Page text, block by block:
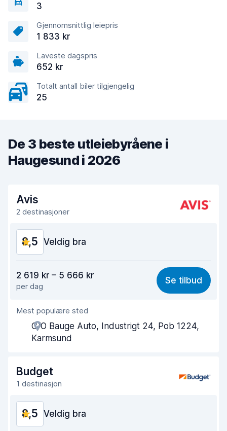
3
Gjennomsnittlig leiepris
1 833 kr
Laveste dagspris
652 kr
Totalt antall biler tilgjengelig
25
De 3 beste utleiebyråene i
Haugesund i 2026
Avis
2 destinasjoner
8,5 Veldig bra
8,3
Enkel å finne 8,2
Hjelp og service
Tid brukt på henting
Bilens renslighet 9,3
Bilens tilstand
2 619 kr – 5 666 kr
per dag
Se tilbud
Mest populære sted
C/O Bauge Auto, Industrigt 24, Pob 1224,
Karmsund
Budget
1 destinasjon
8,5 Veldig bra